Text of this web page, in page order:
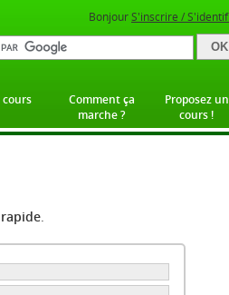
BonjourS'inscrire /
cours
Comment ça
marche ?
Proposez un
cours !
rapide.